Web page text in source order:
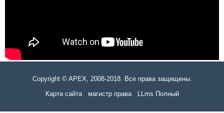
Copyright © APEX, 2008-2018. Все права защищены.
Карта сайта
магистр права LLms Полный